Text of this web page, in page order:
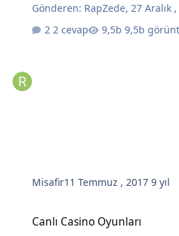
Gönderen: RapZede, 27 Aralık
2 cevap
9,5b
Misafir11 Temmuz , 20179 yıl
Canlı Casino Oyunları